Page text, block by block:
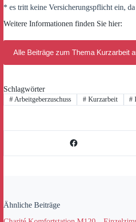
* es tritt keine Versicherungspflicht ein,
Weitere Informationen finden Sie hier:
Alle Beiträge zum Thema Kurzarbeit
Schlagwörter
#Arbeitgeberzuschuss #Kurzarbeit #
Ähnliche Beiträge